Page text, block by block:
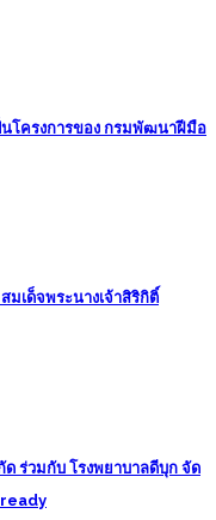
นโครงการของ กรมพัฒนาฝีมือ
มเด็จพระนางเจ้าสิริกิติ์
ร่วมกับ โรงพยาบาลดีบุก จัด
ready